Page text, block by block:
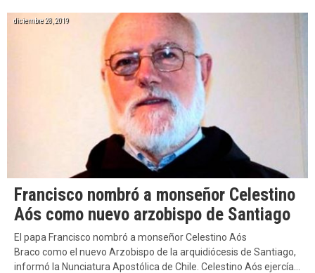
diciembre 28, 2019
Francisco nombró a monseñor Celestino
Aós como nuevo arzobispo de Santiago
El papa Francisco nombró a monseñor Celestino Aós
Braco como el nuevo Arzobispo de la arquidiócesis de Santiago,
informó la Nunciatura Apostólica de Chile. Celestino Aós ejercía…